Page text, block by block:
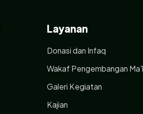
Layanan
Donasi dan Infaq
Wakaf Pengembangan
Galeri Kegiatan
Kajian